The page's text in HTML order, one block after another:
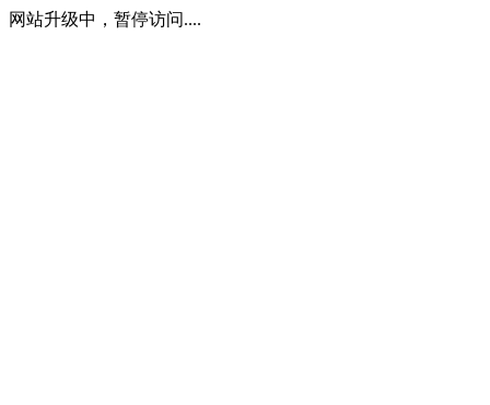
网站升级中，暂停访问....